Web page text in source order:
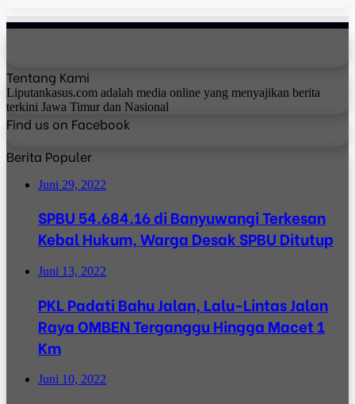
Tentang Kami
Liputankasus.com adalah media online yang menyajikan berita
terkini Jawa Timur dan Nasional
Find us on Facebook
Berita Populer
Juni 29, 2022
SPBU 54.684.16 di Banyuwangi Terkesan
Kebal Hukum, Warga Desak SPBU Ditutup
Juni 13, 2022
PKL Padati Bahu Jalan, Lalu-Lintas Jalan
Raya OMBEN Terganggu Hingga Macet 1
Km
Juni 10, 2022